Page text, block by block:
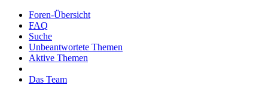
Foren-Übersicht
FAQ
Suche
Unbeantwortete Themen
Aktive Themen
Das Team